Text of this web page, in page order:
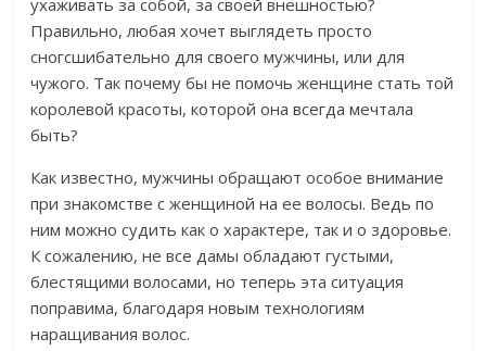
ухаживать за собой, за своей внешностью?
Правильно, любая хочет выглядеть просто
сногсшибательно для своего мужчины, или для
чужого. Так почему бы не помочь женщине стать той
королевой красоты, которой она всегда мечтала
быть?
Как известно, мужчины обращают особое внимание
при знакомстве с женщиной на ее волосы. Ведь по
ним можно судить как о характере, так и о здоровье.
К сожалению, не все дамы обладают густыми,
блестящими волосами, но теперь эта ситуация
поправима, благодаря новым технологиям
наращивания волос.